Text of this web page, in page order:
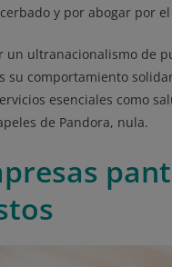
y por abogar por
un ultranacionalismo de
su comportamiento
esenciales como
de Pandora, nula.